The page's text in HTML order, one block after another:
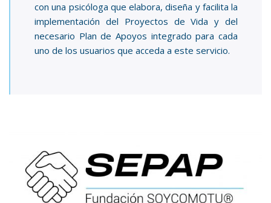
con una psicóloga que elabora, diseña y facilita la
implementación del Proyectos de Vida y del
necesario Plan de Apoyos integrado para cada
uno de los usuarios que acceda a este servicio.